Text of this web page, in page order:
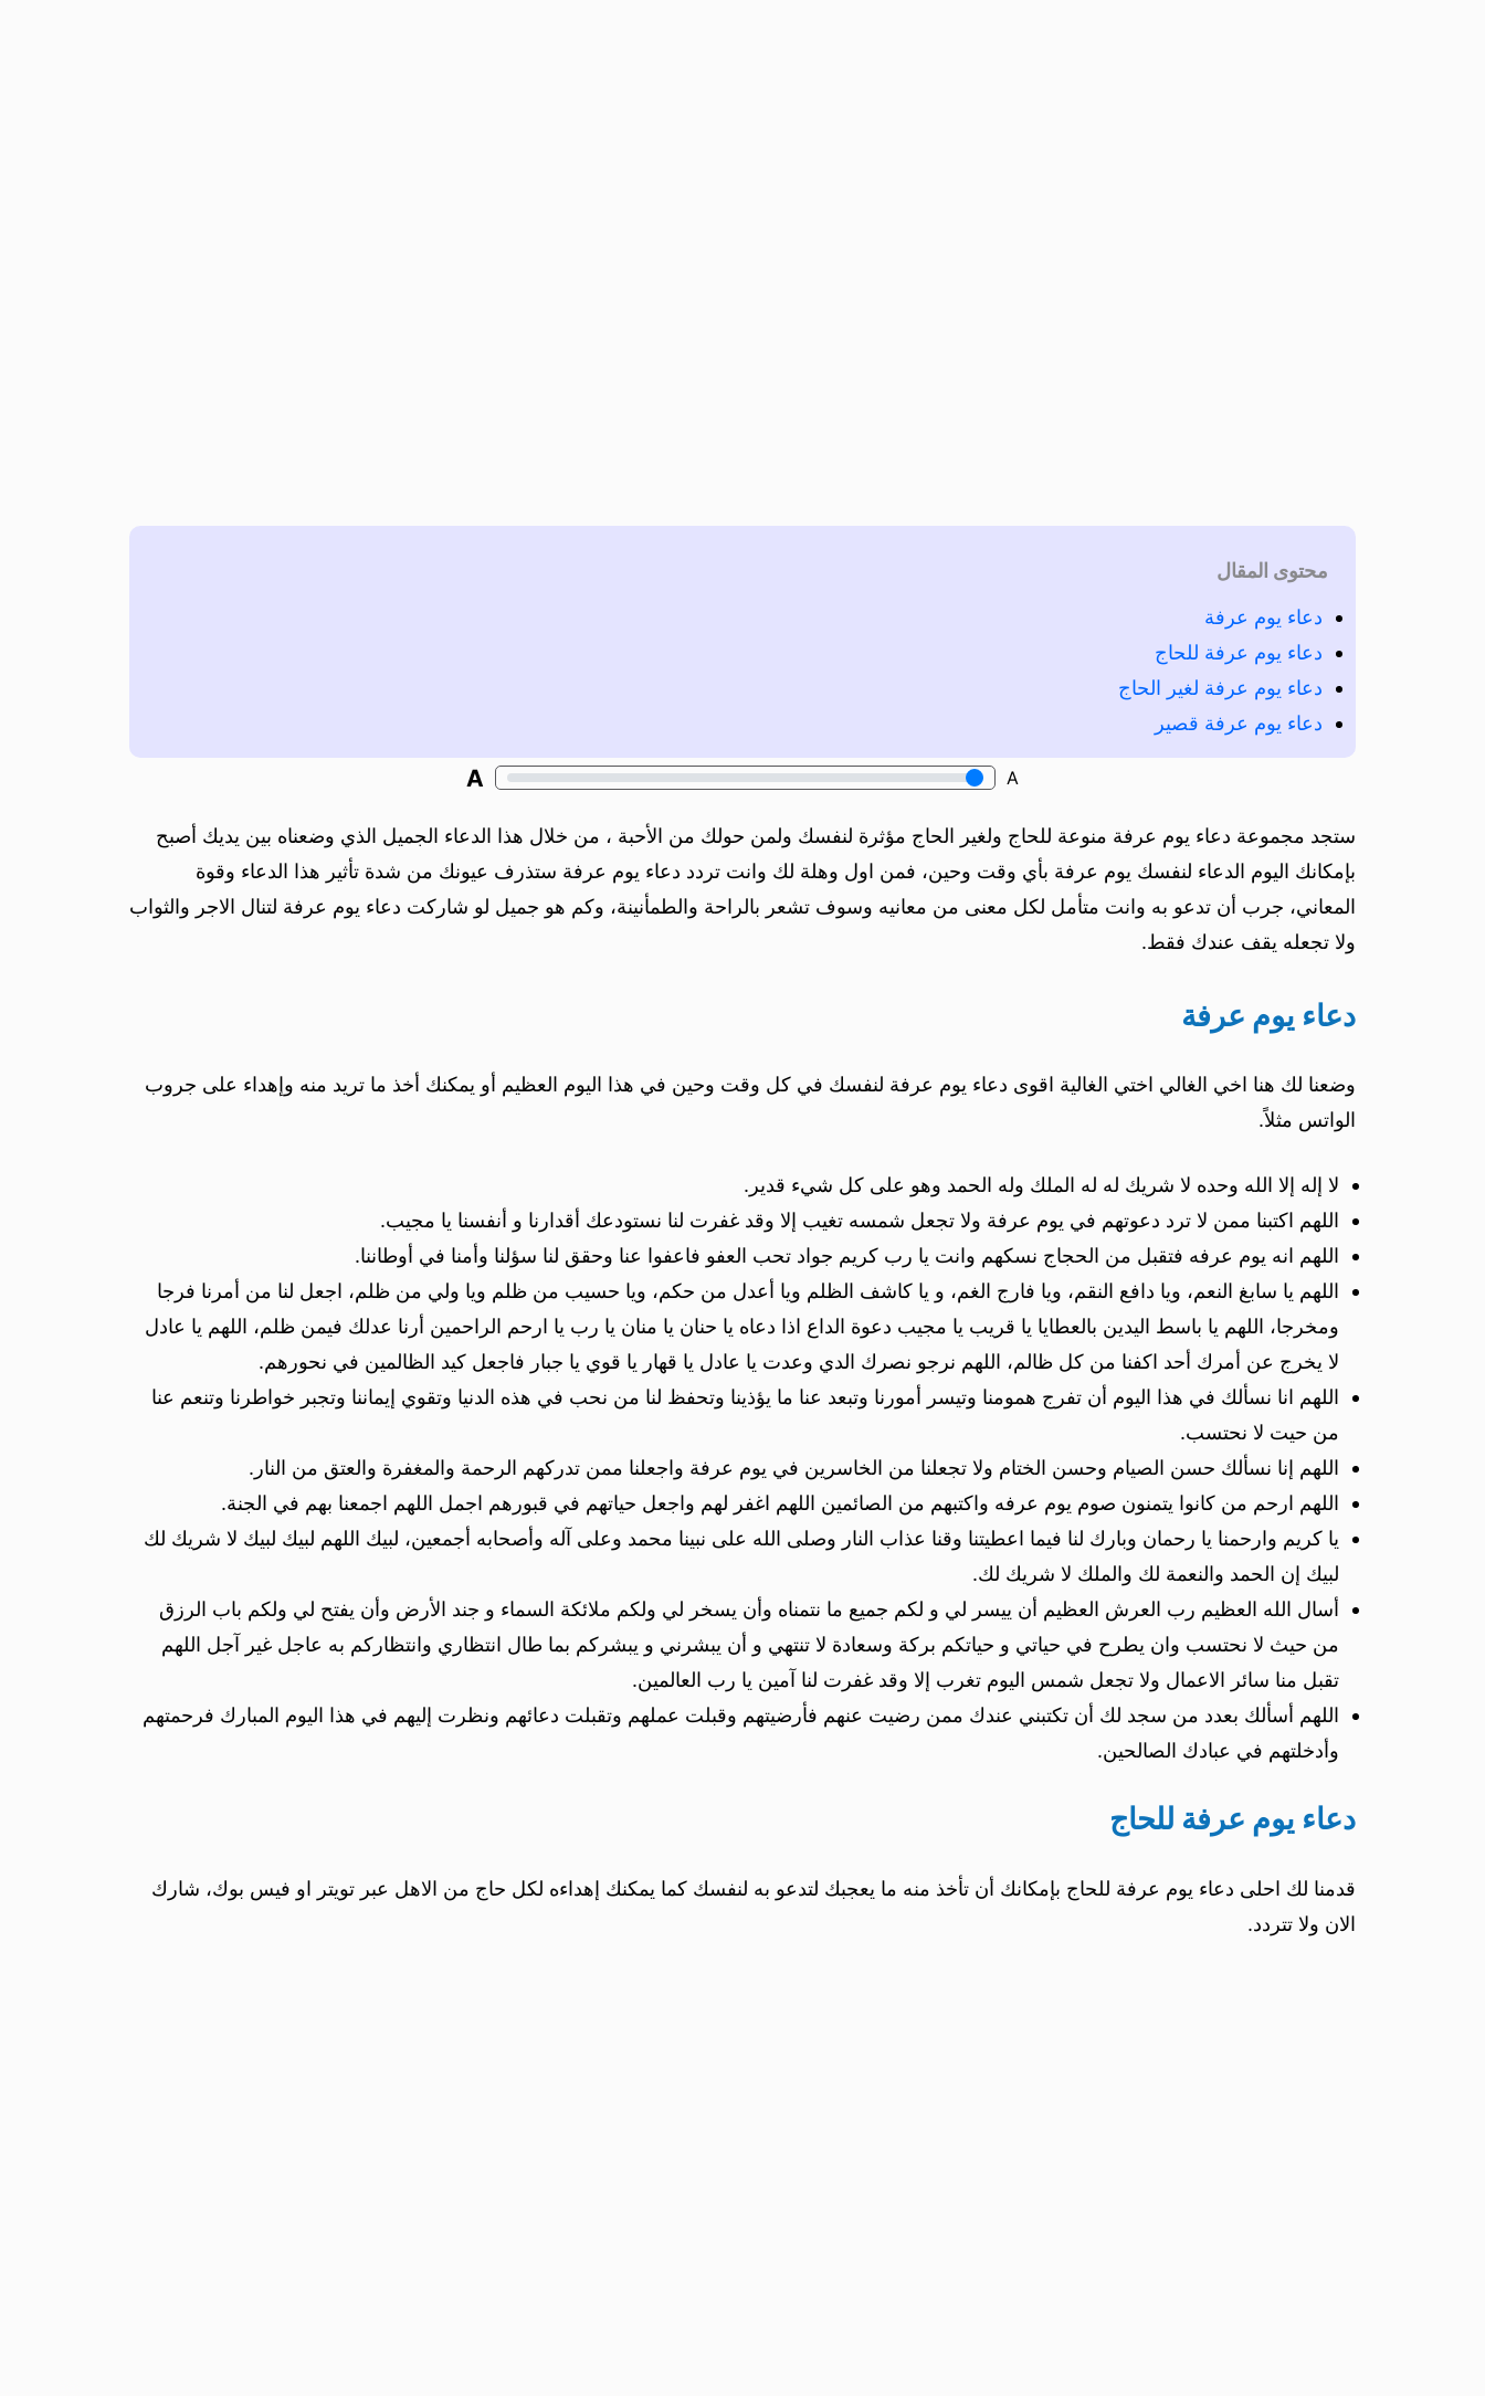
محتوى المقال
دعاء يوم عرفة
دعاء يوم عرفة للحاج
دعاء يوم عرفة لغير الحاج
دعاء يوم عرفة قصير
A
A
ستجد مجموعة دعاء يوم عرفة منوعة للحاج ولغير الحاج مؤثرة لنفسك ولمن حولك من الأحبة ، من خلال هذا الدعاء الجميل الذي وضعناه بين يديك أصبح
بإمكانك اليوم الدعاء لنفسك يوم عرفة بأي وقت وحين، فمن اول وهلة لك وانت تردد دعاء يوم عرفة ستذرف عيونك من شدة تأثير هذا الدعاء وقوة
المعاني، جرب أن تدعو به وانت متأمل لكل معنى من معانيه وسوف تشعر بالراحة والطمأنينة، وكم هو جميل لو شاركت دعاء يوم عرفة لتنال الاجر والثواب
ولا تجعله يقف عندك فقط.
دعاء يوم عرفة
وضعنا لك هنا اخي الغالي اختي الغالية اقوى دعاء يوم عرفة لنفسك في كل وقت وحين في هذا اليوم العظيم أو يمكنك أخذ ما تريد منه وإهداء على جروب
الواتس مثلاً.
لا إله إلا الله وحده لا شريك له له الملك وله الحمد وهو على كل شيء قدير.
اللهم اكتبنا ممن لا ترد دعوتهم في يوم عرفة ولا تجعل شمسه تغيب إلا وقد غفرت لنا نستودعك أقدارنا و أنفسنا يا مجيب.
اللهم انه يوم عرفه فتقبل من الحجاج نسكهم وانت يا رب كريم جواد تحب العفو فاعفوا عنا وحقق لنا سؤلنا وأمنا في أوطاننا.
اللهم يا سابغ النعم، ويا دافع النقم، ويا فارج الغم، و يا كاشف الظلم ويا أعدل من حكم، ويا حسيب من ظلم ويا ولي من ظلم، اجعل لنا من أمرنا فرجا
ومخرجا، اللهم يا باسط اليدين بالعطايا يا قريب يا مجيب دعوة الداع اذا دعاه يا حنان يا منان يا رب يا ارحم الراحمين أرنا عدلك فيمن ظلم، اللهم يا عادل
لا يخرج عن أمرك أحد اكفنا من كل ظالم، اللهم نرجو نصرك الدي وعدت يا عادل يا قهار يا قوي يا جبار فاجعل كيد الظالمين في نحورهم.
اللهم انا نسألك في هذا اليوم أن تفرج همومنا وتيسر أمورنا وتبعد عنا ما يؤذينا وتحفظ لنا من نحب في هذه الدنيا وتقوي إيماننا وتجبر خواطرنا وتنعم عنا
من حيت لا نحتسب.
اللهم إنا نسألك حسن الصيام وحسن الختام ولا تجعلنا من الخاسرين في يوم عرفة واجعلنا ممن تدركهم الرحمة والمغفرة والعتق من النار.
اللهم ارحم من كانوا يتمنون صوم يوم عرفه واكتبهم من الصائمين اللهم اغفر لهم واجعل حياتهم في قبورهم اجمل اللهم اجمعنا بهم في الجنة.
يا كريم وارحمنا يا رحمان وبارك لنا فيما اعطيتنا وقنا عذاب النار وصلى الله على نبينا محمد وعلى آله وأصحابه أجمعين، لبيك اللهم لبيك لبيك لا شريك لك
لبيك إن الحمد والنعمة لك والملك لا شريك لك.
أسال الله العظيم رب العرش العظيم أن ييسر لي و لكم جميع ما نتمناه وأن يسخر لي ولكم ملائكة السماء و جند الأرض وأن يفتح لي ولكم باب الرزق
من حيث لا نحتسب وان يطرح في حياتي و حياتكم بركة وسعادة لا تنتهي و أن يبشرني و يبشركم بما طال انتظاري وانتظاركم به عاجل غير آجل اللهم
تقبل منا سائر الاعمال ولا تجعل شمس اليوم تغرب إلا وقد غفرت لنا آمين يا رب العالمين.
اللهم أسألك بعدد من سجد لك أن تكتبني عندك ممن رضيت عنهم فأرضيتهم وقبلت عملهم وتقبلت دعائهم ونظرت إليهم في هذا اليوم المبارك فرحمتهم
وأدخلتهم في عبادك الصالحين.
دعاء يوم عرفة للحاج
قدمنا لك احلى دعاء يوم عرفة للحاج بإمكانك أن تأخذ منه ما يعجبك لتدعو به لنفسك كما يمكنك إهداءه لكل حاج من الاهل عبر تويتر او فيس بوك، شارك
الان ولا تتردد.